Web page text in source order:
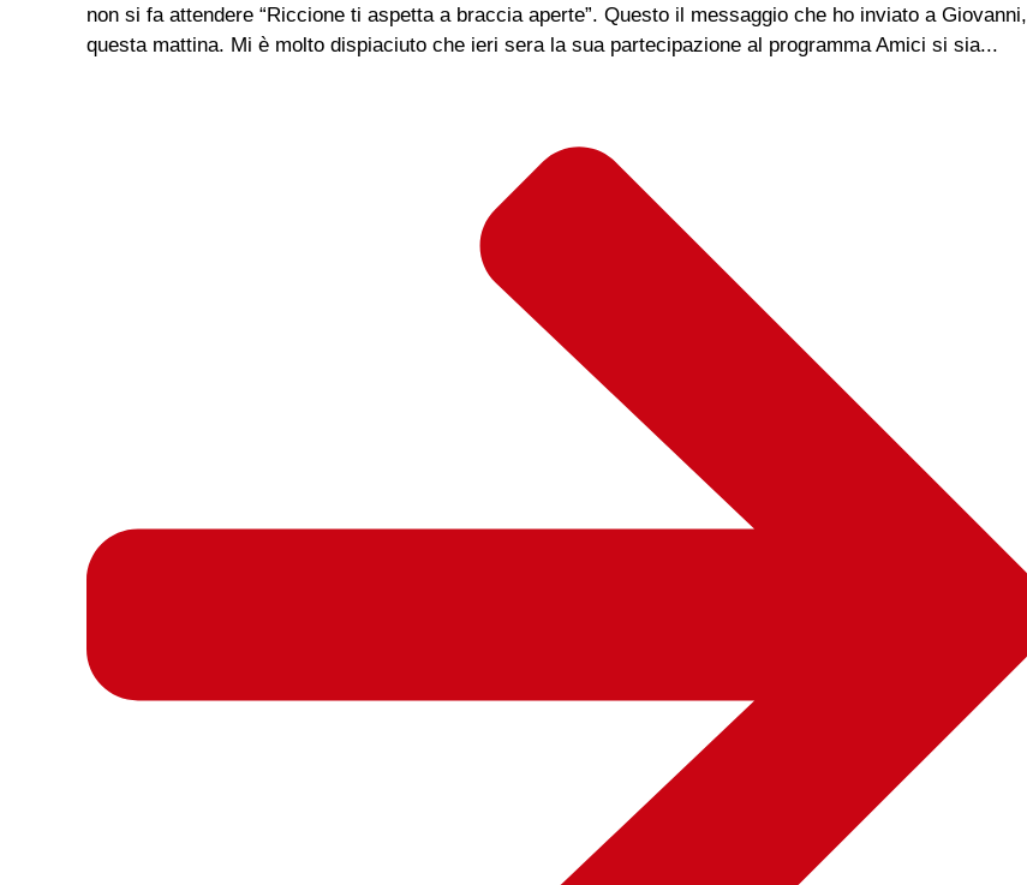
non si fa attendere “Riccione ti aspetta a braccia aperte”. Questo il messaggio che ho inviato a Giovanni,
questa mattina. Mi è molto dispiaciuto che ieri sera la sua partecipazione al programma Amici si sia...